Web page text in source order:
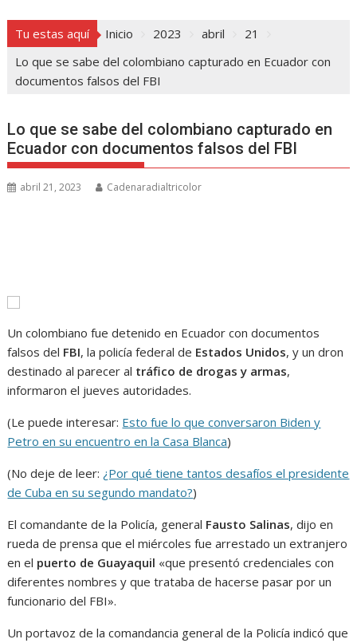
Tu estas aquí Inicio 2023 abril
21
Lo que se sabe del colombiano capturado en Ecuador con
documentos falsos del FBI
Lo que se sabe del colombiano capturado en
Ecuador con documentos falsos del FBI
abril 21, 2023 Cadenaradialtricolor
Un colombiano fue detenido en Ecuador con documentos
falsos del FBI, la policía federal de Estados Unidos, y un dron
destinado al parecer al tráfico de drogas y armas,
informaron el jueves autoridades.
(Le puede interesar: Esto fue lo que conversaron Biden y
Petro en su encuentro en la Casa Blanca)
(No deje de leer: ¿Por qué tiene tantos desafíos el presidente
de Cuba en su segundo mandato?)
El comandante de la Policía, general Fausto Salinas, dijo en
rueda de prensa que el miércoles fue arrestado un extranjero
en el puerto de Guayaquil «que presentó credenciales con
diferentes nombres y que trataba de hacerse pasar por un
funcionario del FBI».
Un portavoz de la comandancia general de la Policía indicó que